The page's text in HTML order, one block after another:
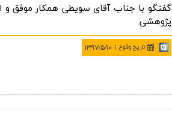
گفتگو با جناب آقای سویطی همكار موفق و
پژوهشی
تاريخ وقوع : ۱۳۹۷/۵/۱۰